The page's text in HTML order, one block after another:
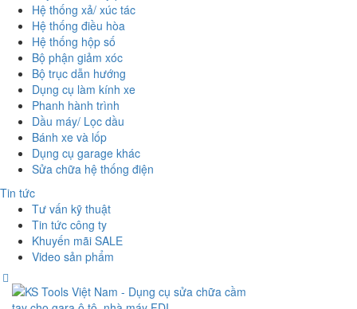
Hệ thống xả/ xúc tác
Hệ thống điều hòa
Hệ thống hộp số
Bộ phận giảm xóc
Bộ trục dẫn hướng
Dụng cụ làm kính xe
Phanh hành trình
Dầu máy/ Lọc dầu
Bánh xe và lốp
Dụng cụ garage khác
Sửa chữa hệ thống điện
Tin tức
Tư vấn kỹ thuật
Tin tức công ty
Khuyến mãi SALE
Video sản phẩm